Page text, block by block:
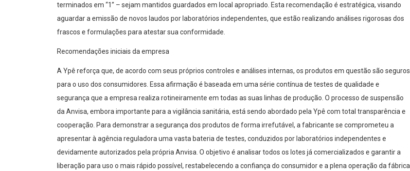
terminados em “1” – sejam mantidos guardados em local apropriado. Esta recomendação é estratégica, visando
aguardar a emissão de novos laudos por laboratórios independentes, que estão realizando análises rigorosas dos
frascos e formulações para atestar sua conformidade.
Recomendações iniciais da empresa
A Ypê reforça que, de acordo com seus próprios controles e análises internas, os produtos em questão são seguros
para o uso dos consumidores. Essa afirmação é baseada em uma série contínua de testes de qualidade e
segurança que a empresa realiza rotineiramente em todas as suas linhas de produção. O processo de suspensão
da Anvisa, embora importante para a vigilância sanitária, está sendo abordado pela Ypê com total transparência e
cooperação. Para demonstrar a segurança dos produtos de forma irrefutável, a fabricante se comprometeu a
apresentar à agência reguladora uma vasta bateria de testes, conduzidos por laboratórios independentes e
devidamente autorizados pela própria Anvisa. O objetivo é analisar todos os lotes já comercializados e garantir a
liberação para uso o mais rápido possível, restabelecendo a confiança do consumidor e a plena operação da fábrica.